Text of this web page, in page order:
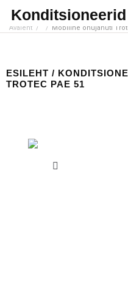
Konditsioneerid
Avaleht / / Mobiilne õhujahuti
ESILEHT /
TROTEC PAE 51